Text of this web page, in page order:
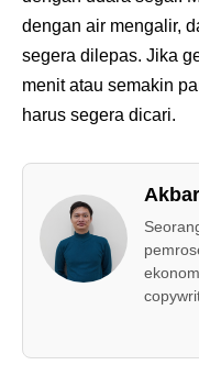
dengan air mengalir,
segera dilepas. Jika
menit atau semakin
harus segera dicari.